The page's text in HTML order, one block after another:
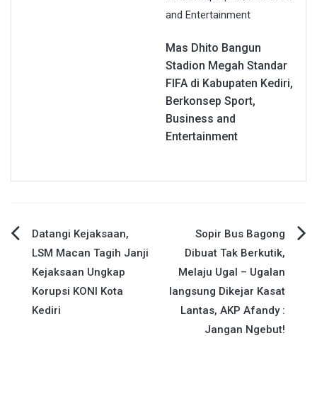
Mas Dhito Bangun
Stadion Megah Standar
FIFA di Kabupaten Kediri,
Berkonsep Sport,
Business and
Entertainment
Navigasi
pos
Datangi Kejaksaan,
LSM Macan Tagih Janji
Kejaksaan Ungkap
Korupsi KONI Kota
Kediri
Sopir Bus Bagong
Dibuat Tak Berkutik,
Melaju Ugal – Ugalan
langsung Dikejar Kasat
Lantas, AKP Afandy :
Jangan Ngebut!